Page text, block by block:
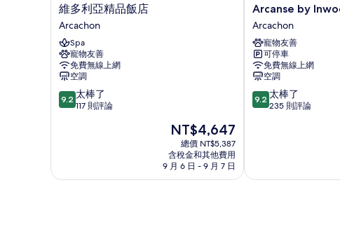
維
多
利
亞
精
品
飯
店
Arcachon
維多利亞精品飯店
Arcachon
Spa
寵物友善
免費無線上網
空調
9.2
分，
棒
9.2 太棒了
117 則評論
現
價
格
為
NT$4,647
總價 NT$5,387
含稅金和其他費用
9 月 6 日 - 9 月 7 日
Arcanse
by
Inwood
飯
店
Arcachon
Arcanse by
Arcachon
寵物友善
可停車
免費無線上網
空調
9.2
分，
棒
9.2 太棒了
235 則評論